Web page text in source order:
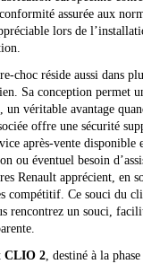
assurée aux
lors de
choc réside aussi dans
Sa conception permet
un véritable avantage
offre une sécurité
après-vente disponible
ou éventuel besoin
Renault apprécient, en
compétitif. Ce souci du
rencontrez un souci,
CLIO 2 , destiné à la